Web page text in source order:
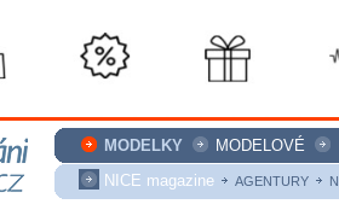
MODELKY MODELOVÉ
NICE magazine
AGENTURY